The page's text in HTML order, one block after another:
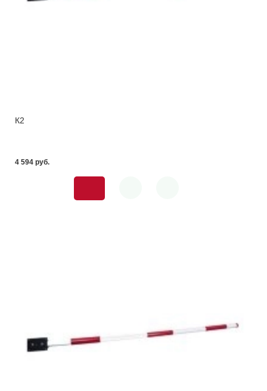
К2
4 594 pуб.